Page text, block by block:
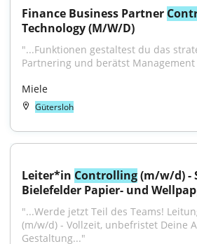
Finance Business Partner
Technology (M/W/D)
"...Funktionen gestaltest du das
Partnering und berätst
Miele
Gütersloh
Leiter*in Controlling (m/w/d) -
Bielefelder Papier- und
"...Werde jetzt Teil des Teams!
(m/w/d) - Vollzeit, unbefristet Deine
Gestaltung..."